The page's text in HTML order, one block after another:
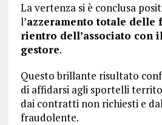
La vertenza si è conclusa
l’azzeramento totale delle
rientro dell’associato con
gestore.
Questo brillante risultato
di affidarsi agli sportelli
dai contratti non richiesti e
fraudolente.